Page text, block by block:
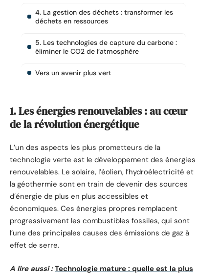
4. La gestion des déchets : transformer les
déchets en ressources
5. Les technologies de capture du carbone :
éliminer le CO2 de l’atmosphère
Vers un avenir plus vert
1. Les énergies renouvelables : au cœur
de la révolution énergétique
L’un des aspects les plus prometteurs de la
technologie verte est le développement des énergies
renouvelables. Le solaire, l’éolien, l’hydroélectricité et
la géothermie sont en train de devenir des sources
d’énergie de plus en plus accessibles et
économiques. Ces énergies propres remplacent
progressivement les combustibles fossiles, qui sont
l’une des principales causes des émissions de gaz à
effet de serre.
A lire aussi : Technologie mature : quelle est la plus